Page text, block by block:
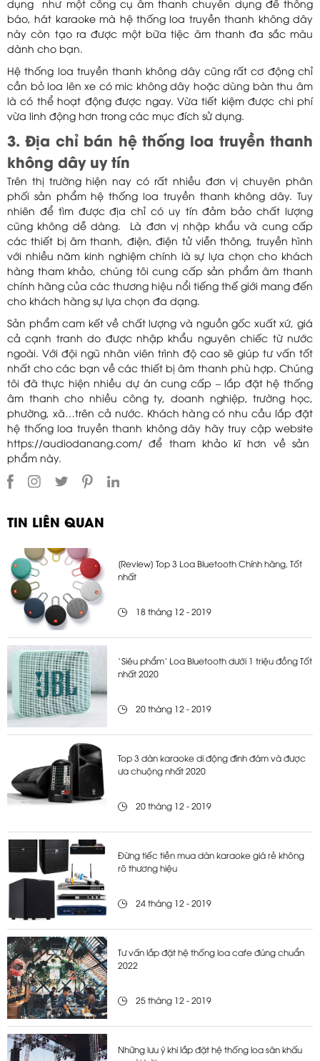
dụng như một công cụ âm thanh chuyên dụng để thông
báo, hát karaoke mà hệ thống loa truyền thanh không dây
này còn tạo ra được một bữa tiệc âm thanh đa sắc màu
dành cho bạn.
Hệ thống loa truyền thanh không dây cũng rất cơ động chỉ
cần bỏ loa lên xe có mic không dây hoặc dùng bàn thu âm
là có thể hoạt động được ngay. Vừa tiết kiệm được chi phí
vừa linh động hơn trong các mục đích sử dụng.
3. Địa chỉ bán hệ thống loa truyền thanh
không dây uy tín
Trên thị trường hiện nay có rất nhiều đơn vị chuyên phân
phối sản phẩm hệ thống loa truyền thanh không dây. Tuy
nhiên để tìm được địa chỉ có uy tín đảm bảo chất lượng
cũng không dễ dàng. Là đơn vị nhập khẩu và cung cấp
các thiết bị âm thanh, điện, điện tử viễn thông, truyền hình
với nhiều năm kinh nghiệm chính là sự lựa chọn cho khách
hàng tham khảo, chúng tôi cung cấp sản phẩm âm thanh
chính hãng của các thương hiệu nổi tiếng thế giới mang đến
cho khách hàng sự lựa chọn đa dạng.
Sản phẩm cam kết về chất lượng và nguồn gốc xuất xứ, giá
cả cạnh tranh do được nhập khẩu nguyên chiếc từ nước
ngoài. Với đội ngũ nhân viên trình độ cao sẽ giúp tư vấn tốt
nhất cho các bạn về các thiết bị âm thanh phù hợp. Chúng
tôi đã thực hiện nhiều dự án cung cấp – lắp đặt hệ thống
âm thanh cho nhiều công ty, doanh nghiệp, trường học,
phường, xã…trên cả nước. Khách hàng có nhu cầu lắp đặt
hệ thống loa truyền thanh không dây hãy truy cập website
https://audiodanang.com/ để tham khảo kĩ hơn về sản
phẩm này.
TIN LIÊN QUAN
[Review] Top 3 Loa Bluetooth Chính hãng, Tốt
nhất
18 tháng 12 - 2019
‘Siêu phẩm’ Loa Bluetooth dưới 1 triệu đồng Tốt
nhất 2020
20 tháng 12 - 2019
Top 3 dàn karaoke di động đình đám và được
ưa chuộng nhất 2020
20 tháng 12 - 2019
Đừng tiếc tiền mua dàn karaoke giá rẻ không
rõ thương hiệu
24 tháng 12 - 2019
Tư vấn lắp đặt hệ thống loa cafe đúng chuẩn
2022
25 tháng 12 - 2019
Những lưu ý khi lắp đặt hệ thống loa sân khấu